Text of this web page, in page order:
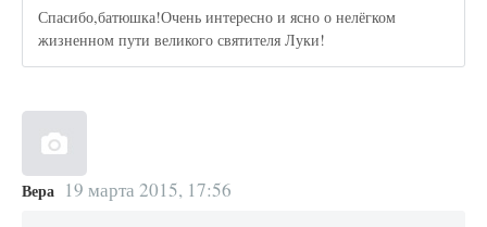
Спасибо,батюшка!Очень интересно и ясно о нелёгком
жизненном пути великого святителя Луки!
Вера 19 марта 2015, 17:56